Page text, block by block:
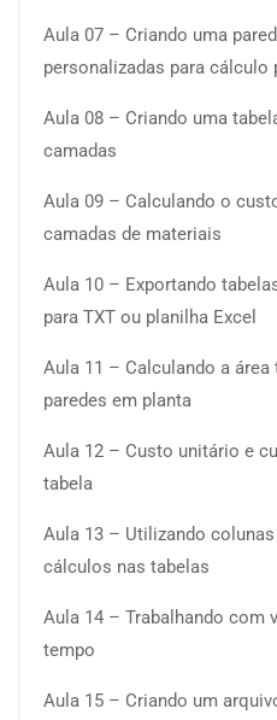
Aula 07 – Criando uma
personalizadas para cálculo
Aula 08 – Criando uma
camadas
Aula 09 – Calculando o
camadas de materiais
Aula 10 – Exportando
para TXT ou planilha Excel
Aula 11 – Calculando a
paredes em planta
Aula 12 – Custo unitário e
tabela
Aula 13 – Utilizando
cálculos nas tabelas
Aula 14 – Trabalhando com
tempo
Aula 15 – Criando um